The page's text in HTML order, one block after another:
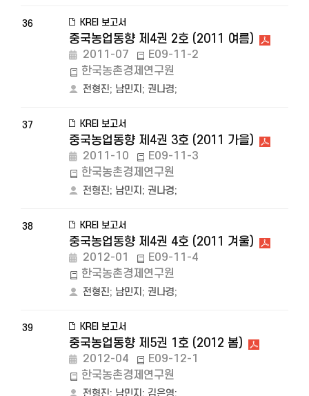
36 KREI 보고서
중국농업동향 제4권 2호 (2011 여름)
2011-07
E09-11-2
한국농촌경제연구원
전형진; 남민지 ; 권나경;
37 KREI 보고서
중국농업동향 제4권 3호 (2011 가을)
2011-10
E09-11-3
한국농촌경제연구원
전형진; 남민지 ; 권나경;
38 KREI 보고서
중국농업동향 제4권 4호 (2011 겨울)
2012-01
E09-11-4
한국농촌경제연구원
전형진; 남민지 ; 권나경;
39 KREI 보고서
중국농업동향 제5권 1호 (2012 봄)
2012-04
E09-12-1
한국농촌경제연구원
전형진; 남민지 ; 김은영;